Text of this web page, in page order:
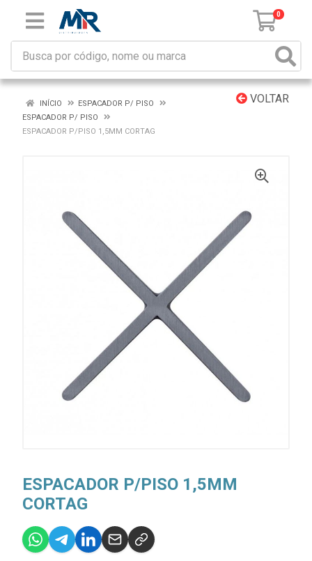
0
VOLTAR
INÍCIO
ESPACADOR P/ PISO
ESPACADOR P/ PISO
ESPACADOR P/PISO 1,5MM CORTAG
ESPACADOR P/PISO 1,5MM
CORTAG